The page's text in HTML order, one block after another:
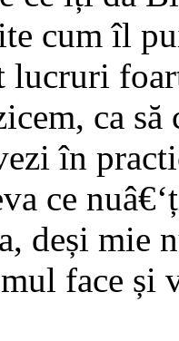
cum îl
ca
în
ce
deși mie
face și